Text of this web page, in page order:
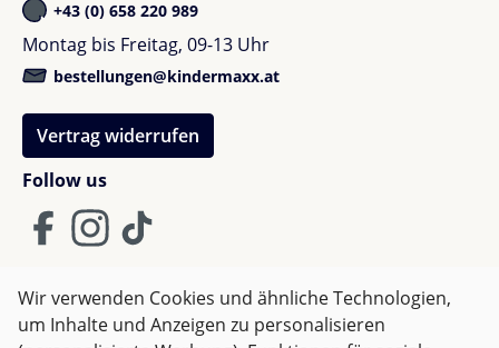
Die Kombination des Cybex Sirona T i-Size
Autokindersitzes mit der Cybex Base T i-Size
Basisstation bietet nicht nur eine einfache
Handhabung, sondern auch ein hohes Maß an
Sicherheit. Der Sitz verfügt über erweiterte
Sicherheitsfunktionen wie die verbesserte
Seitenaufprallschutz-Technologie, die dein Kind
ausschließlich mit der Base T i-Size Basisstation
oder Base Z2 im Auto platziert und verwendet
werden.
Christian R.
Bewertung mit 5 von 5 Sternen
Verified buyer
Unser kleiner findet den neuen Kindersitz super,
passt auch sehr gut auf die Base und wirkt sehr
bequem. Die Verstellmöglichkeiten sowie der
Sonnenschutz sind auch klasse.
Nadia R.
Follow us
+43 (0) 658 220 989
Montag bis Freitag, 09-13 Uhr
bestellungen@kindermaxx.at
Vertrag widerrufen
AGB Impressum
Datenschutz
Wir verwenden Cookies und ähnliche Technologien,
um Inhalte und Anzeigen zu personalisieren